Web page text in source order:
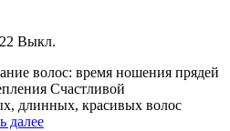
Выкл.
волос: время ношения прядей
Счастливой
длинных, красивых волос
далее